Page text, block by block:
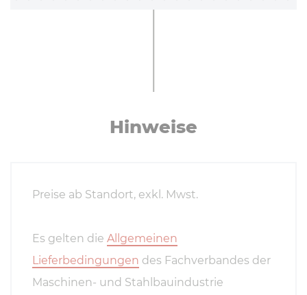
Hinweise
Preise ab Standort, exkl. Mwst.
Es gelten die Allgemeinen
Lieferbedingungen des Fachverbandes der
Maschinen- und Stahlbauindustrie